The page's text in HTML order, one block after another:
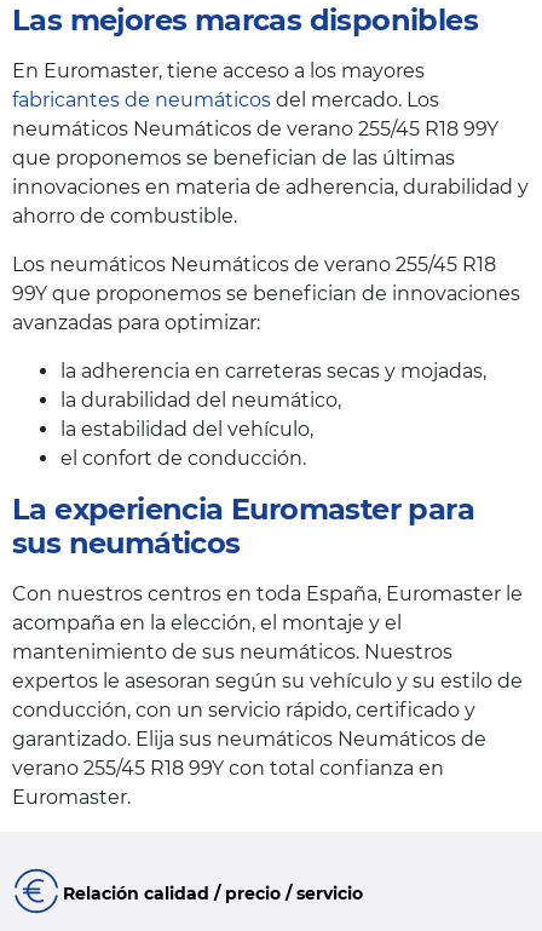
Las mejores marcas disponibles
En Euromaster, tiene acceso a los mayores
fabricantes de neumáticos del mercado. Los
neumáticos Neumáticos de verano 255/45 R18 99Y
que proponemos se benefician de las últimas
innovaciones en materia de adherencia, durabilidad y
ahorro de combustible.
Los neumáticos Neumáticos de verano 255/45 R18
99Y que proponemos se benefician de innovaciones
avanzadas para optimizar:
la adherencia en carreteras secas y mojadas,
la durabilidad del neumático,
la estabilidad del vehículo,
el confort de conducción.
La experiencia Euromaster para
sus neumáticos
Con nuestros centros en toda España, Euromaster le
acompaña en la elección, el montaje y el
mantenimiento de sus neumáticos. Nuestros
expertos le asesoran según su vehículo y su estilo de
conducción, con un servicio rápido, certificado y
garantizado. Elija sus neumáticos Neumáticos de
verano 255/45 R18 99Y con total confianza en
Euromaster.
Relación calidad / precio / servicio